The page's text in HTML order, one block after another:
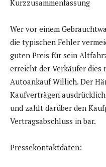
Kurzzusammenfassung
Wer vor einem
die typischen Fehler
guten Preis für sein
erreicht der Verkäufer dies
Autoankauf Willich. Der
Kaufverträgen
und zahlt darüber den
Vertragsabschluss in bar.
Pressekontaktdaten: